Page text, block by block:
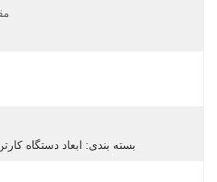
بسته بندی: ابعاد دستگاه کارتن: 330 330 320 میلی